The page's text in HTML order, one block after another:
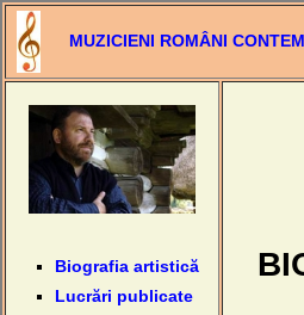
MUZICIENI ROMÂNI
Biografia artistică
Lucrări publicate